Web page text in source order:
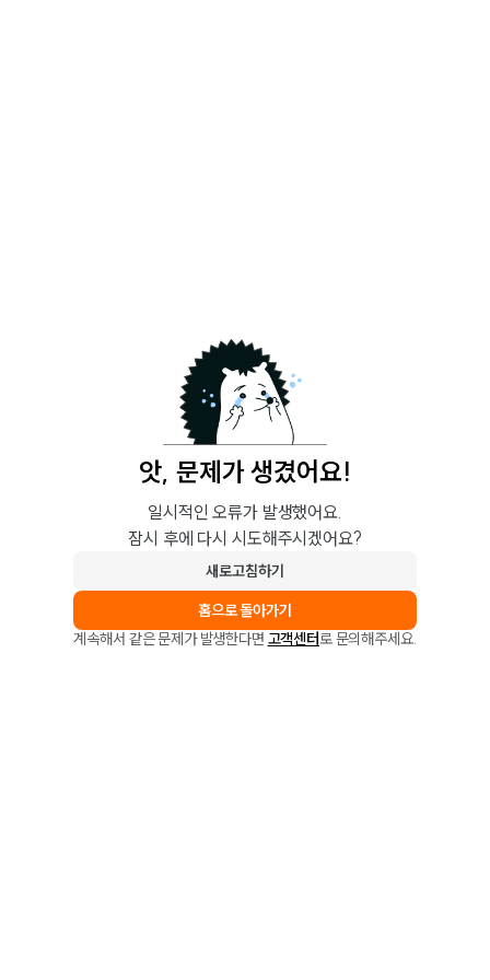
앗, 문제가 생겼어요!
일시적인 오류가 발생했어요.
잠시 후에 다시 시도해주시겠어요?
새로고침하기
홈으로 돌아가기
계속해서 같은 문제가 발생한다면 고객센터로 문의해주세요.